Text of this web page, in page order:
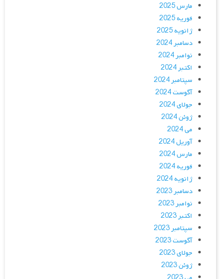
مارس 2025
فوریه 2025
ژانویه 2025
دسامبر 2024
نوامبر 2024
اکتبر 2024
سپتامبر 2024
آگوست 2024
جولای 2024
ژوئن 2024
می 2024
آوریل 2024
مارس 2024
فوریه 2024
ژانویه 2024
دسامبر 2023
نوامبر 2023
اکتبر 2023
سپتامبر 2023
آگوست 2023
جولای 2023
ژوئن 2023